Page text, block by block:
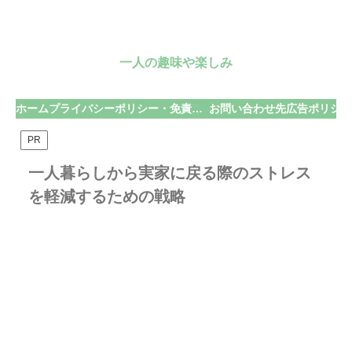
一人の趣味や楽しみ
ホーム プライバシーポリシー・免責事項 お問い合わせ先広告ポリシー
PR
一人暮らしから実家に戻る際のストレス
を軽減するための戦略